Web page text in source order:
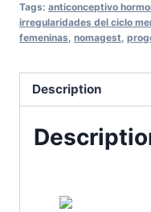
quantity
Tags: anticonceptivo
irregularidades del ciclo
femeninas, nomagest,
Description